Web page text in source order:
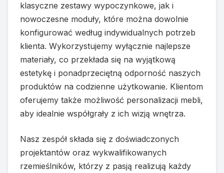
klasyczne zestawy wypoczynkowe, jak i
nowoczesne moduły, które można dowolnie
konfigurować według indywidualnych potrzeb
klienta. Wykorzystujemy wyłącznie najlepsze
materiały, co przekłada się na wyjątkową
estetykę i ponadprzeciętną odporność naszych
produktów na codzienne użytkowanie. Klientom
oferujemy także możliwość personalizacji mebli,
aby idealnie współgrały z ich wizją wnętrza.
Nasz zespół składa się z doświadczonych
projektantów oraz wykwalifikowanych
rzemieślników, którzy z pasją realizują każdy